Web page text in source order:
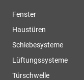
Fenster
Haustüren
Schiebesysteme
Lüftungssysteme
Türschwelle